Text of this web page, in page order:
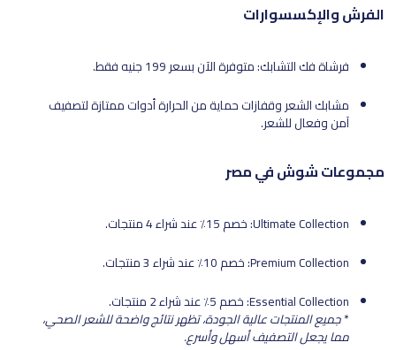
الفرش والإكسسوارات
فرشاة فك التشابك: متوفرة الآن بسعر 199 جنيه فقط.
مشابك الشعر وقفازات حماية من الحرارة أدوات ممتازة لتصفيف
آمن وفعال للشعر.
مجموعات شوش في مصر
Ultimate Collection: خصم 15٪ عند شراء 4 منتجات.
Premium Collection: خصم 10٪ عند شراء 3 منتجات.
Essential Collection: خصم 5٪ عند شراء 2 منتجات.
*جميع المنتجات عالية الجودة، تظهر نتائج واضحة للشعر الصحي،
مما يجعل التصفيف أسهل وأسرع.